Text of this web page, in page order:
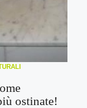
ostinate!